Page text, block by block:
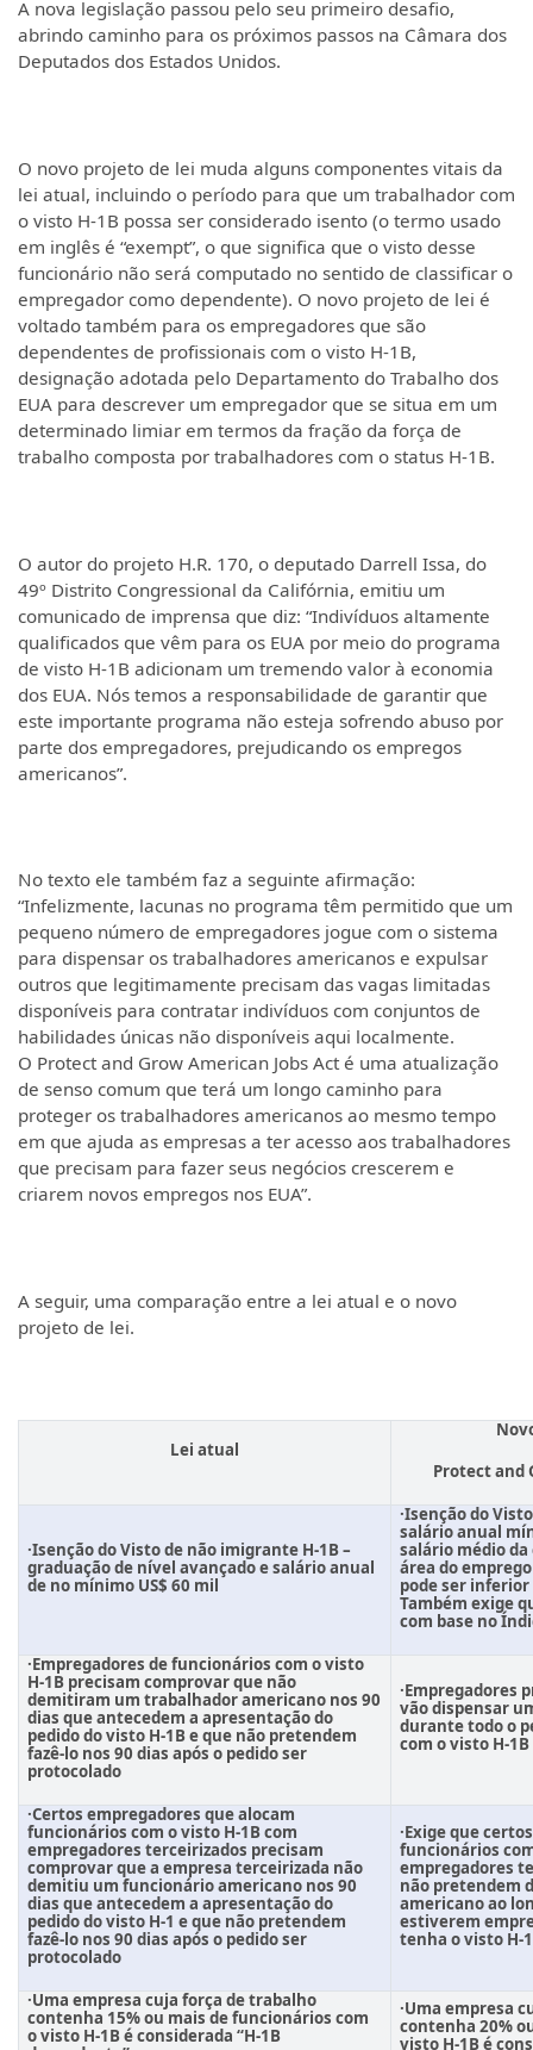
A nova legislação passou pelo seu primeiro desafio,
abrindo caminho para os próximos passos na Câmara dos
Deputados dos Estados Unidos.
O novo projeto de lei muda alguns componentes vitais da
lei atual, incluindo o período para que um trabalhador com
o visto H-1B possa ser considerado isento (o termo usado
em inglês é “exempt”, o que significa que o visto desse
funcionário não será computado no sentido de classificar o
empregador como dependente). O novo projeto de lei é
voltado também para os empregadores que são
dependentes de profissionais com o visto H-1B,
designação adotada pelo Departamento do Trabalho dos
EUA para descrever um empregador que se situa em um
determinado limiar em termos da fração da força de
trabalho composta por trabalhadores com o status H-1B.
O autor do projeto H.R. 170, o deputado Darrell Issa, do
49º Distrito Congressional da Califórnia, emitiu um
comunicado de imprensa que diz: “Indivíduos altamente
qualificados que vêm para os EUA por meio do programa
de visto H-1B adicionam um tremendo valor à economia
dos EUA. Nós temos a responsabilidade de garantir que
este importante programa não esteja sofrendo abuso por
parte dos empregadores, prejudicando os empregos
americanos”.
No texto ele também faz a seguinte afirmação:
“Infelizmente, lacunas no programa têm permitido que um
pequeno número de empregadores jogue com o sistema
para dispensar os trabalhadores americanos e expulsar
outros que legitimamente precisam das vagas limitadas
disponíveis para contratar indivíduos com conjuntos de
habilidades únicas não disponíveis aqui localmente.
O Protect and Grow American Jobs Act é uma atualização
de senso comum que terá um longo caminho para
proteger os trabalhadores americanos ao mesmo tempo
em que ajuda as empresas a ter acesso aos trabalhadores
que precisam para fazer seus negócios crescerem e
criarem novos empregos nos EUA”.
A seguir, uma comparação entre a lei atual e o novo
projeto de lei.
Lei atual
Protect and
·Isenção do Visto de não imigrante H-1B –
graduação de nível avançado e salário anual
de no mínimo US$ 60 mil
·Isenção do
salário anual
salário médio
área do
pode ser inferior
Também exige
com base no
·Empregadores de funcionários com o visto
H-1B precisam comprovar que não
demitiram um trabalhador americano nos 90
dias que antecedem a apresentação do
pedido do visto H-1B e que não pretendem
fazê-lo nos 90 dias após o pedido ser
protocolado
·Empregadores
vão dispensar
durante todo o
com o visto H-
·Certos empregadores que alocam
funcionários com o visto H-1B com
empregadores terceirizados precisam
comprovar que a empresa terceirizada não
demitiu um funcionário americano nos 90
dias que antecedem a apresentação do
pedido do visto H-1 e que não pretendem
fazê-lo nos 90 dias após o pedido ser
protocolado
·Exige que
funcionários
empregadores
não pretendem
americano ao
estiverem
tenha o visto H-
·Uma empresa cuja força de trabalho
contenha 15% ou mais de funcionários com
o visto H-1B é considerada “H-1B
·Uma empresa
contenha20%
visto H-1B é